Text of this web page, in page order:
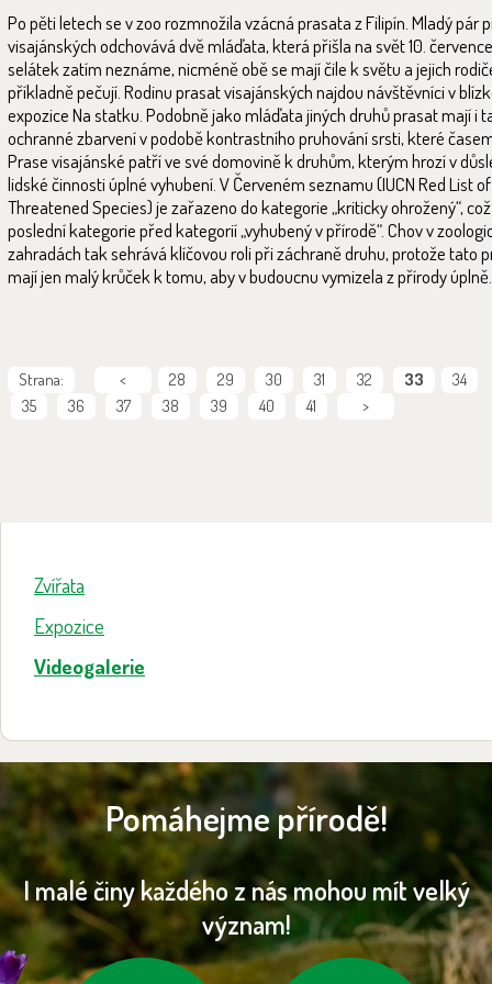
Po pěti letech se v zoo rozmnožila vzácná prasata z Filipín. Mladý pár
visajánských odchovává dvě mláďata, která přišla na svět 10.
selátek zatím neznáme, nicméně obě se mají čile k světu a jejich
příkladně pečují. Rodinu prasat visajánských najdou návštěvníci v
expozice Na statku. Podobně jako mláďata jiných druhů prasat mají i
ochranné zbarvení v podobě kontrastního pruhování srsti, které
Prase visajánské patří ve své domovině k druhům, kterým hrozí v
lidské činnosti úplné vyhubení. V Červeném seznamu (IUCN Red List of
Threatened Species) je zařazeno do kategorie „kriticky ohrožený“,
poslední kategorie před kategorií „vyhubený v přírodě“. Chov v
zahradách tak sehrává klíčovou roli při záchraně druhu, protože tato
mají jen malý krůček k tomu, aby v budoucnu vymizela z přírody úplně.
Strana: < 28 29 30 31 32 33
34
35
36 37 38 39 40 41 >
Zvířata
Expozice
Videogalerie
Pomáhejme přírodě!
I malé činy každého z nás mohou mít velký
význam!